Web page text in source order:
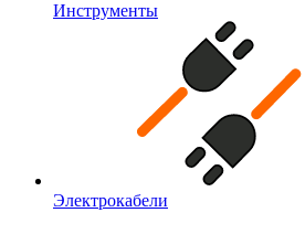
Инструменты
Электрокабели